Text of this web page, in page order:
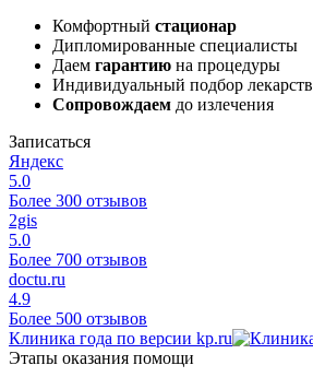
Комфортный стационар
Дипломированные специалисты
Даем гарантию на процедуры
Индивидуальный подбор лекарств
Сопровождаем до излечения
Записаться
Яндекс
5.0
Более 300 отзывов
2gis
5.0
Более 700 отзывов
doctu.ru
4.9
Более 500 отзывов
Клиника года по версии kp.ru
Этапы оказания помощи